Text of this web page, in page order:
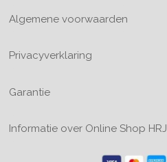
Algemene voorwaarden
Privacyverklaring
Garantie
Informatie over Online Shop HRJ